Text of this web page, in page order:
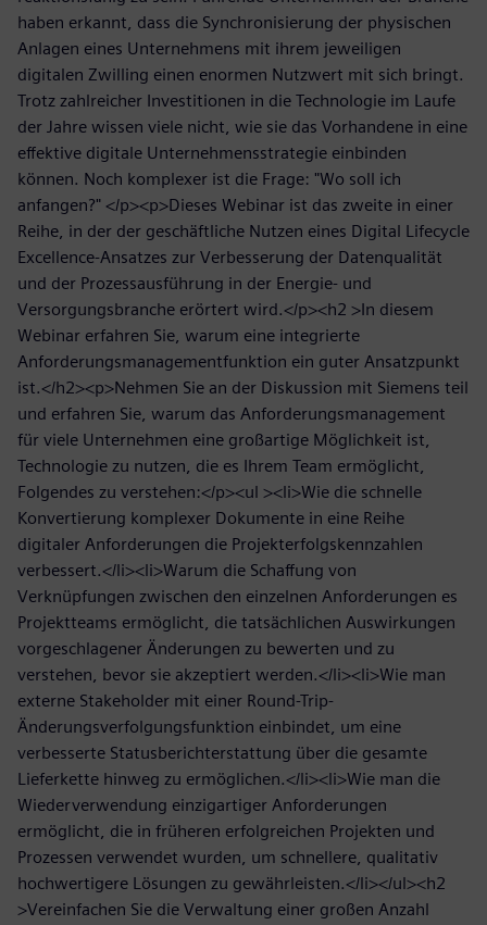
haben erkannt, dass die Synchronisierung der physischen
Anlagen eines Unternehmens mit ihrem jeweiligen
digitalen Zwilling einen enormen Nutzwert mit sich bringt.
Trotz zahlreicher Investitionen in die Technologie im Laufe
der Jahre wissen viele nicht, wie sie das Vorhandene in eine
effektive digitale Unternehmensstrategie einbinden
können. Noch komplexer ist die Frage: "Wo soll ich
anfangen?" </p><p>Dieses Webinar ist das zweite in einer
Reihe, in der der geschäftliche Nutzen eines Digital Lifecycle
Excellence-Ansatzes zur Verbesserung der Datenqualität
und der Prozessausführung in der Energie- und
Versorgungsbranche erörtert wird.</p><h2 >In diesem
Webinar erfahren Sie, warum eine integrierte
Anforderungsmanagementfunktion ein guter Ansatzpunkt
ist.</h2><p>Nehmen Sie an der Diskussion mit Siemens teil
und erfahren Sie, warum das Anforderungsmanagement
für viele Unternehmen eine großartige Möglichkeit ist,
Technologie zu nutzen, die es Ihrem Team ermöglicht,
Folgendes zu verstehen:</p><ul ><li>Wie die schnelle
Konvertierung komplexer Dokumente in eine Reihe
digitaler Anforderungen die Projekterfolgskennzahlen
verbessert.</li><li>Warum die Schaffung von
Verknüpfungen zwischen den einzelnen Anforderungen es
Projektteams ermöglicht, die tatsächlichen Auswirkungen
vorgeschlagener Änderungen zu bewerten und zu
verstehen, bevor sie akzeptiert werden.</li><li>Wie man
externe Stakeholder mit einer Round-Trip-
Änderungsverfolgungsfunktion einbindet, um eine
verbesserte Statusberichterstattung über die gesamte
Lieferkette hinweg zu ermöglichen.</li><li>Wie man die
Wiederverwendung einzigartiger Anforderungen
ermöglicht, die in früheren erfolgreichen Projekten und
Prozessen verwendet wurden, um schnellere, qualitativ
hochwertigere Lösungen zu gewährleisten.</li></ul><h2
>Vereinfachen Sie die Verwaltung einer großen Anzahl